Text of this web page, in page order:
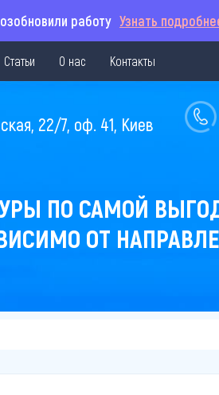
работу Узнать
Статьи О нас Контакты
22/7, оф. 41, Киев
ПО САМОЙ
ОТ